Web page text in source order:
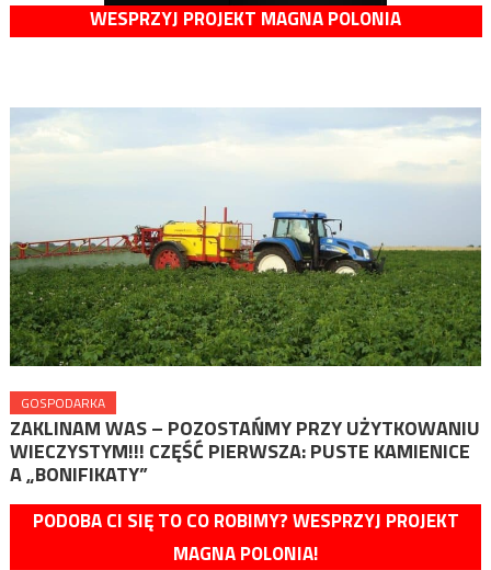
WESPRZYJ PROJEKT MAGNA POLONIA
GOSPODARKA
ZAKLINAM WAS – POZOSTAŃMY PRZY UŻYTKOWANIU
WIECZYSTYM!!! CZĘŚĆ PIERWSZA: PUSTE KAMIENICE
A „BONIFIKATY”
PODOBA CI SIĘ TO CO ROBIMY? WESPRZYJ PROJEKT
MAGNA POLONIA!